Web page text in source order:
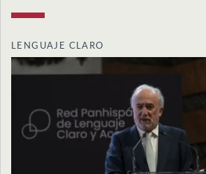
LENGUAJE CLARO